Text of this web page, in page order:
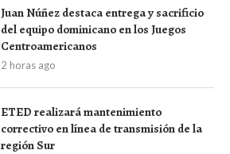
Juan Núñez destaca entrega y sacrificio
del equipo dominicano en los Juegos
Centroamericanos
2 horas ago
ETED realizará mantenimiento
correctivo en línea de transmisión de la
región Sur